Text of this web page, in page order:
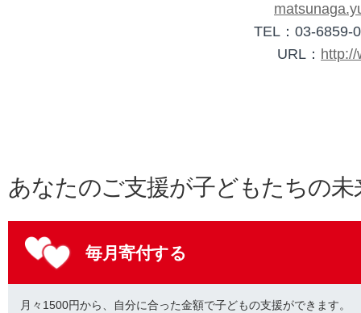
TEL：03-6859-
URL：
あなたのご支援が子どもたちの
毎月寄付する
月々1500円から、自分に合った金額で子どもの支援ができます。